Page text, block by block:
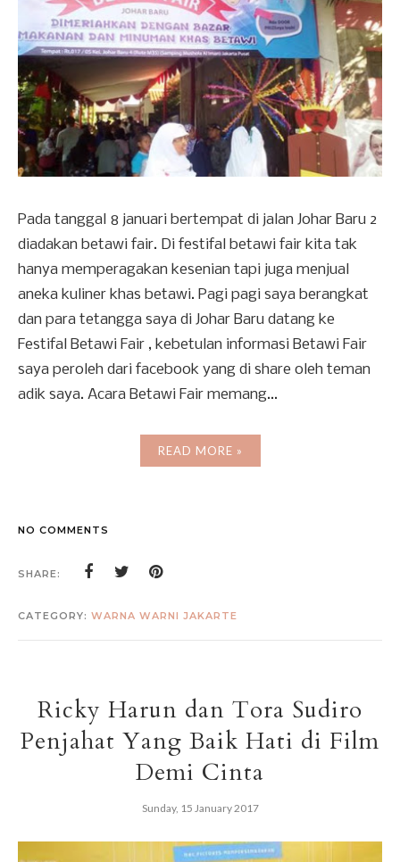
Pada tanggal 8 januari bertempat di jalan Johar Baru 2
diadakan betawi fair. Di festifal betawi fair kita tak
hanya memperagakan kesenian tapi juga menjual
aneka kuliner khas betawi. Pagi pagi saya berangkat
dan para tetangga saya di Johar Baru datang ke
Festifal Betawi Fair , kebetulan informasi Betawi Fair
saya peroleh dari facebook yang di share oleh teman
adik saya. Acara Betawi Fair memang...
READ MORE »
NO COMMENTS
SHARE:
CATEGORY: WARNA WARNI JAKARTE
Ricky Harun dan Tora Sudiro
Penjahat Yang Baik Hati di Film
Demi Cinta
Sunday, 15 January 2017